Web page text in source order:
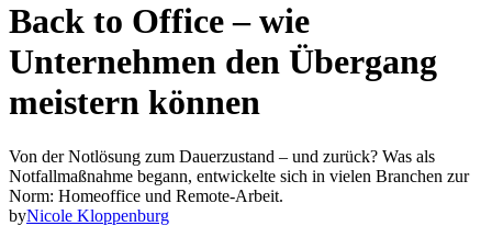
Back to Office – wie
Unternehmen den Übergang
meistern können
Von der Notlösung zum Dauerzustand – und zurück? Was als
Notfallmaßnahme begann, entwickelte sich in vielen Branchen zur
Norm: Homeoffice und Remote-Arbeit.
byNicole Kloppenburg